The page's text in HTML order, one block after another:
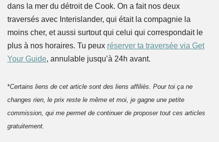
dans la mer du détroit de Cook. On a fait nos deux
traversés avec Interislander, qui était la compagnie la
moins cher, et aussi surtout qui celui qui correspondait le
plus à nos horaires. Tu peux réserver ta traversée via Get
Your Guide, annulable jusqu’à 24h avant.
*Certains liens de cet article sont des liens affiliés. Pour toi ça ne
changes rien, le prix reste le même et moi, je gagne une petite
commission, qui me permet de continuer de proposer tout ces articles
gratuitement.